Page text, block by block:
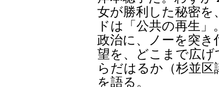
女が勝利した秘密を
ドは「公共の再生
政治に、ノーを突き
望を、どこまで広
らだはるか（杉並
を語る。